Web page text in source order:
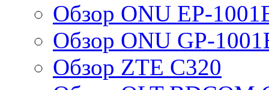
Обзор ONU EP-
Обзор ONU GP-
Обзор ZTE C320